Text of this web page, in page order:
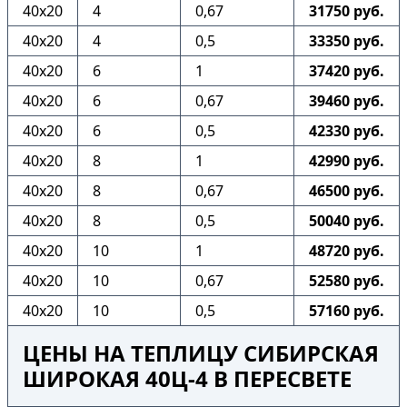
40х20
4 0,67
31750 руб.
40х20
4 0,5
33350 руб.
40х20
6 1
37420 руб.
40х20
6 0,67
39460 руб.
40х20
6 0,5
42330 руб.
40х20
8 1
42990 руб.
40х20
8 0,67
46500 руб.
40х20
8 0,5
50040 руб.
40х20
10 1
48720 руб.
40х20
10 0,67
52580 руб.
40х20
10 0,5 57160 руб.
ЦЕНЫ НА ТЕПЛИЦУ СИБИРСКАЯ
ШИРОКАЯ 40Ц-4 В ПЕРЕСВЕТЕ